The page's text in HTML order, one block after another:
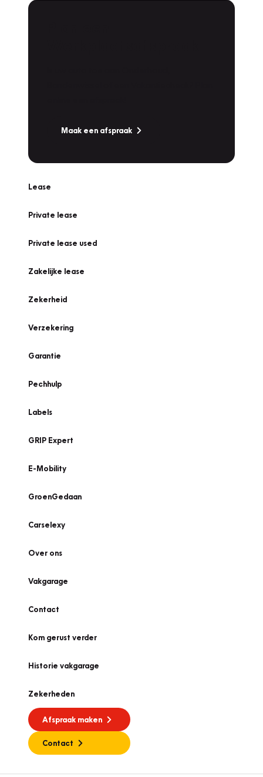
Maak een afspraak
Lease
Private lease
Private lease used
Zakelijke lease
Zekerheid
Verzekering
Garantie
Pechhulp
Labels
GRIP Expert
E-Mobility
GroenGedaan
Carselexy
Over ons
Vakgarage
Contact
Kom gerust verder
Historie vakgarage
Zekerheden
Afspraak maken
Contact